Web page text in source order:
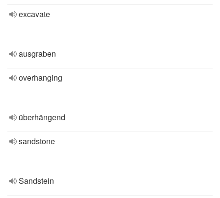
excavate
ausgraben
overhanging
überhängend
sandstone
Sandstein